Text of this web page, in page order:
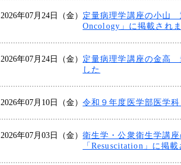
2026年07月24日（金） 定量病理学講座の小山
Oncology」に掲載され
2026年07月24日（金） 定量病理学講座の金高
した
2026年07月10日（金） 令和９年度医学部医学
2026年07月03日（金） 衛生学・公衆衛生学講
「Resuscitation」に掲